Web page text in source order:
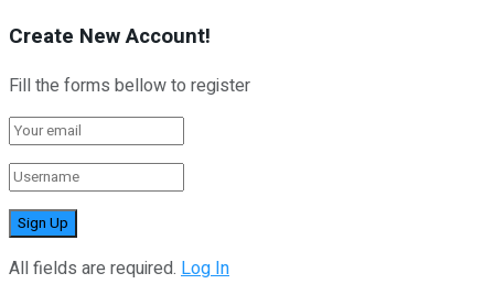
Create New Account!
Fill the forms bellow to register
All fields are required. Log In